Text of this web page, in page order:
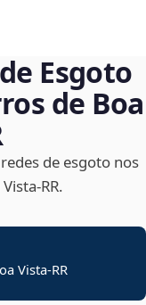
Esgoto
de Boa
de esgoto nos
Vista-RR